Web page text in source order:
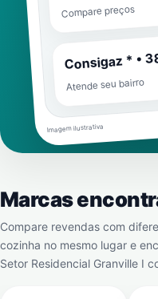
Compare preços
Consigaz * •
Atende seu bairro
Imagem ilustrativa
Marcas
Compare revendas com
cozinha no mesmo lugar e
Setor Residencial Granville I